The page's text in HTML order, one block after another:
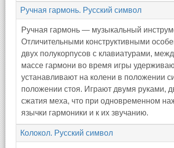
Ручная гармонь. Русский символ
Ручная гармонь — музыкальный
Отличительными конструктивными
двух полукорпусов с клавиатурами,
массе гармони во время игры
устанавливают на колени в положении
положении стоя. Играют двумя руками,
сжатия меха, что при одновременном
язычки гармоники и к их звучанию.
Колокол. Русский символ